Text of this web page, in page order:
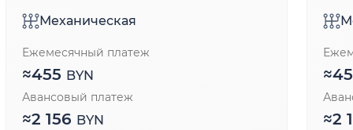
Механическая
Ежемесячный платеж
≈455 BYN
Авансовый платеж
≈2 156 BYN
≈
≈2